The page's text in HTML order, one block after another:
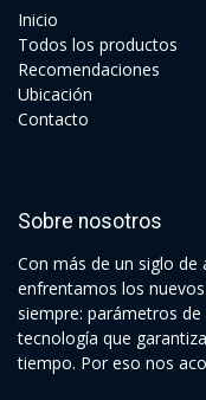
Ini​cio
Todos los productos
Recomendaciones
Ubicación
Contacto
Sobre nosotros
Con más de un siglo de
enfrentamos los
siempre: parámetros
tecnología que
tiempo. Por eso nos